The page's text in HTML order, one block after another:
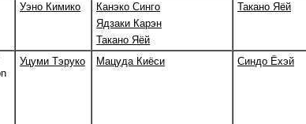
Уэно Кимико
Канэко Синго
Ядзаки Карэн
Такано Яёй
Такано Яёй
Уцуми Тэруко Мацуда Киёси Синдо Ёхэй